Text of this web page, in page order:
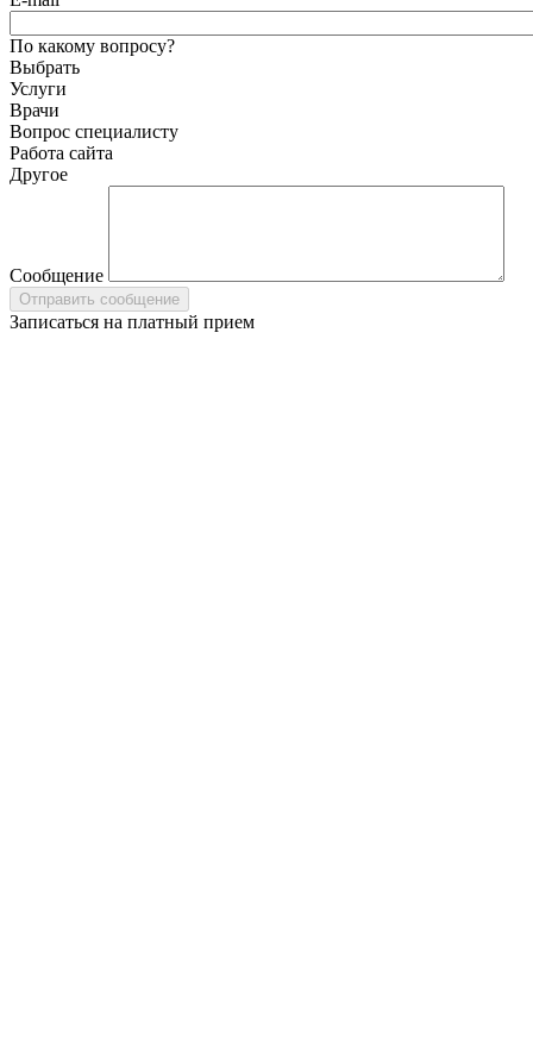
По какому вопросу?
Выбрать
Услуги
Врачи
Вопрос специалисту
Работа сайта
Другое
Сообщение
Записаться на платный прием